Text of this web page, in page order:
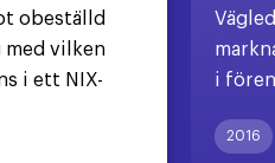
obeställd
vilken
i ett NIX-
i
2016